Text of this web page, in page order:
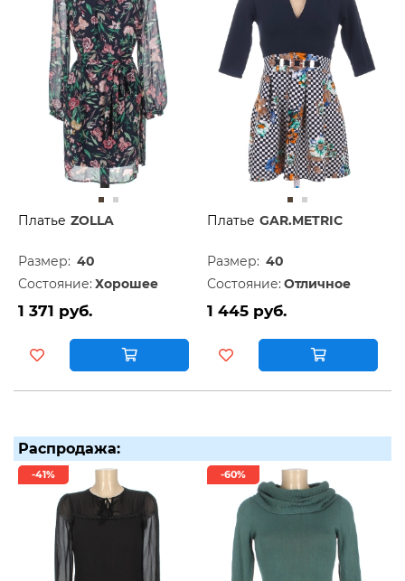
Платье ZOLLA
Размер: 40
Состояние: Хорошее
1 371 руб.
Платье GAR.METRIC
Размер: 40
Состояние: Отличное
1 445 руб.
Распродажа:
-41% -60%